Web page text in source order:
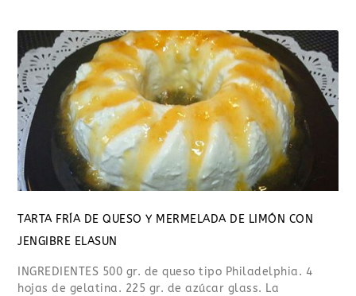
TARTA FRÍA DE QUESO Y MERMELADA DE LIMÓN CON
JENGIBRE ELASUN
INGREDIENTES 500 gr. de queso tipo Philadelphia. 4
hojas de gelatina. 225 gr. de azúcar glass. La